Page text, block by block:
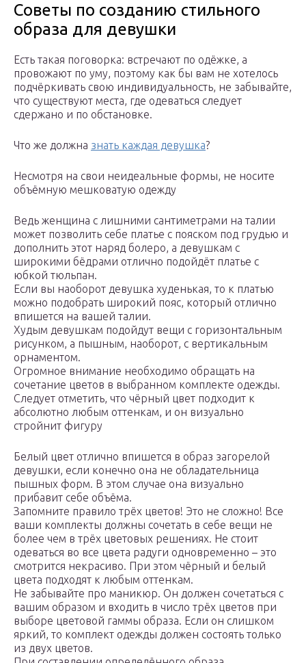
Советы по созданию стильного
образа для девушки
Есть такая поговорка: встречают по одёжке, а
провожают по уму, поэтому как бы вам не хотелось
подчёркивать свою индивидуальность, не забывайте,
что существуют места, где одеваться следует
сдержано и по обстановке.
Что же должна знать каждая девушка?
Несмотря на свои неидеальные формы, не носите
объёмную мешковатую одежду
Ведь женщина с лишними сантиметрами на талии
может позволить себе платье с пояском под грудью и
дополнить этот наряд болеро, а девушкам с
широкими бёдрами отлично подойдёт платье с
юбкой тюльпан.
Если вы наоборот девушка худенькая, то к платью
можно подобрать широкий пояс, который отлично
впишется на вашей талии.
Худым девушкам подойдут вещи с горизонтальным
рисунком, а пышным, наоборот, с вертикальным
орнаментом.
Огромное внимание необходимо обращать на
сочетание цветов в выбранном комплекте одежды.
Следует отметить, что чёрный цвет подходит к
абсолютно любым оттенкам, и он визуально
стройнит фигуру
Белый цвет отлично впишется в образ загорелой
девушки, если конечно она не обладательница
пышных форм. В этом случае она визуально
прибавит себе объёма.
Запомните правило трёх цветов! Это не сложно! Все
ваши комплекты должны сочетать в себе вещи не
более чем в трёх цветовых решениях. Не стоит
одеваться во все цвета радуги одновременно – это
смотрится некрасиво. При этом чёрный и белый
цвета подходят к любым оттенкам.
Не забывайте про маникюр. Он должен сочетаться с
вашим образом и входить в число трёх цветов при
выборе цветовой гаммы образа. Если он слишком
яркий, то комплект одежды должен состоять только
из двух цветов.